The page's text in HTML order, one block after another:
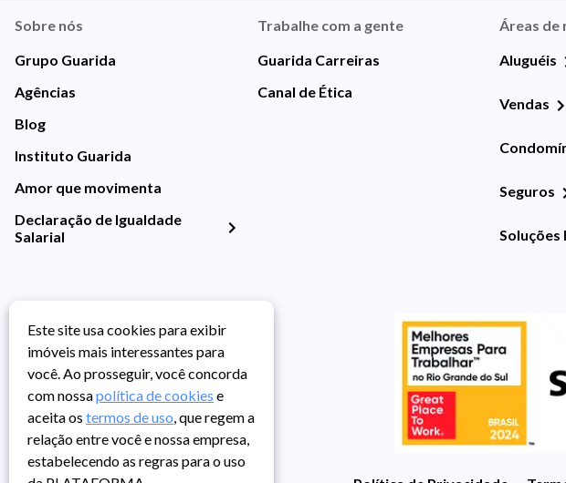
Sobre nós
Grupo Guarida
Agências
Blog
Instituto Guarida
Amor que movimenta
Declaração de Igualdade
Salarial
Trabalhe com a gente
Guarida Carreiras
Canal de Ética
Áreas de
Aluguéis
Vendas
Seguros
Soluções
Este site usa cookies para exibir
imóveis mais interessantes para
você. Ao prosseguir, você concorda
com nossapolítica de cookies e
aceita os termos de uso, que regem a
relação entre você e nossa empresa,
estabelecendo as regras para o uso